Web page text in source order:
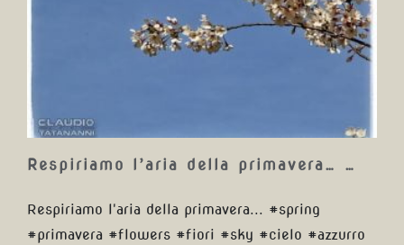
Respiriamo l’aria della
primavera… …
Respiriamo l’aria della primavera… …
Respiriamo l'aria della primavera... #spring
#primavera #flowers #fiori #sky #cielo #azzurro